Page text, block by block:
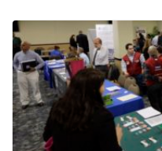
contrary, it is the most
and quiet at the
GIAC Information
GIAC Security Essentials
Braindumps
the turmoil,
only had a hard scalp